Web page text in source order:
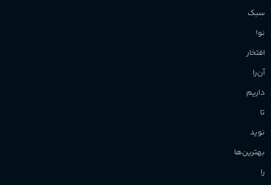
سبک
نو!
افتخار
آن‌را
داریم
تا
نوید
بهترین‌ها
را